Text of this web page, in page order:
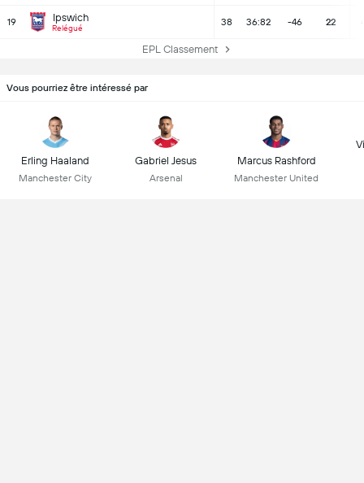
19 Ipswich
Relégué
38 36:82 -46 22
EPL Classement
Vous pourriez être intéressé par
Erling Haaland
Manchester City
Gabriel Jesus
Arsenal
Marcus Rashford
Manchester United